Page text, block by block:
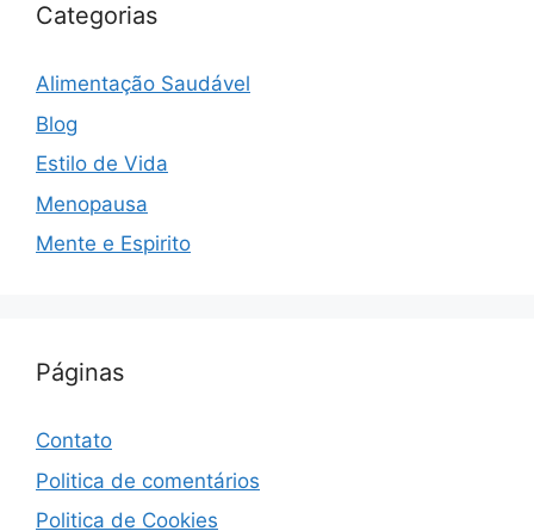
Categorias
Alimentação Saudável
Blog
Estilo de Vida
Menopausa
Mente e Espirito
Páginas
Contato
Politica de comentários
Politica de Cookies